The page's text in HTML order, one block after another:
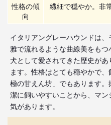
性格の傾
向
繊細で穏やか。非
イタリアングレーハウンドは
雅で流れるような曲線美をも
犬として愛されてきた歴史が
ます。性格はとても穏やかで
極の甘えん坊」でもあります
潔に飼いやすいことから、マ
気があります。